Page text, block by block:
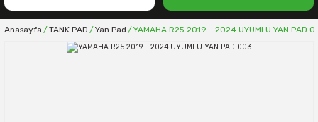
Anasayfa TANK PAD Yan Pad YAMAHA R25 2019 - 2024 UYUMLU YAN PAD